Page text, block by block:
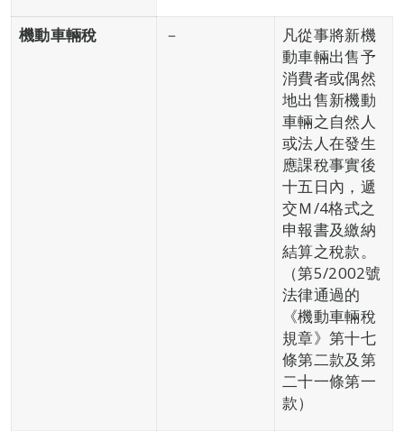
機動車輛稅 －
凡從事將新機
動車輛出售予
消費者或偶然
地出售新機動
車輛之自然人
或法人在發生
應課稅事實後
十五日內，遞
交Ｍ/4格式之
申報書及繳納
結算之稅款。
（第5/2002號
法律通過的
《機動車輛稅
規章》第十七
條第二款及第
二十一條第一
款）